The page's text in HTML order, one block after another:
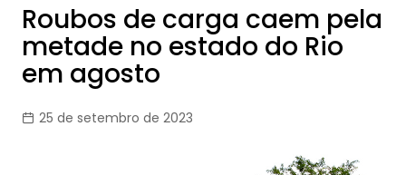
Roubos de carga caem pela
metade no estado do Rio
em agosto
25 de setembro de 2023